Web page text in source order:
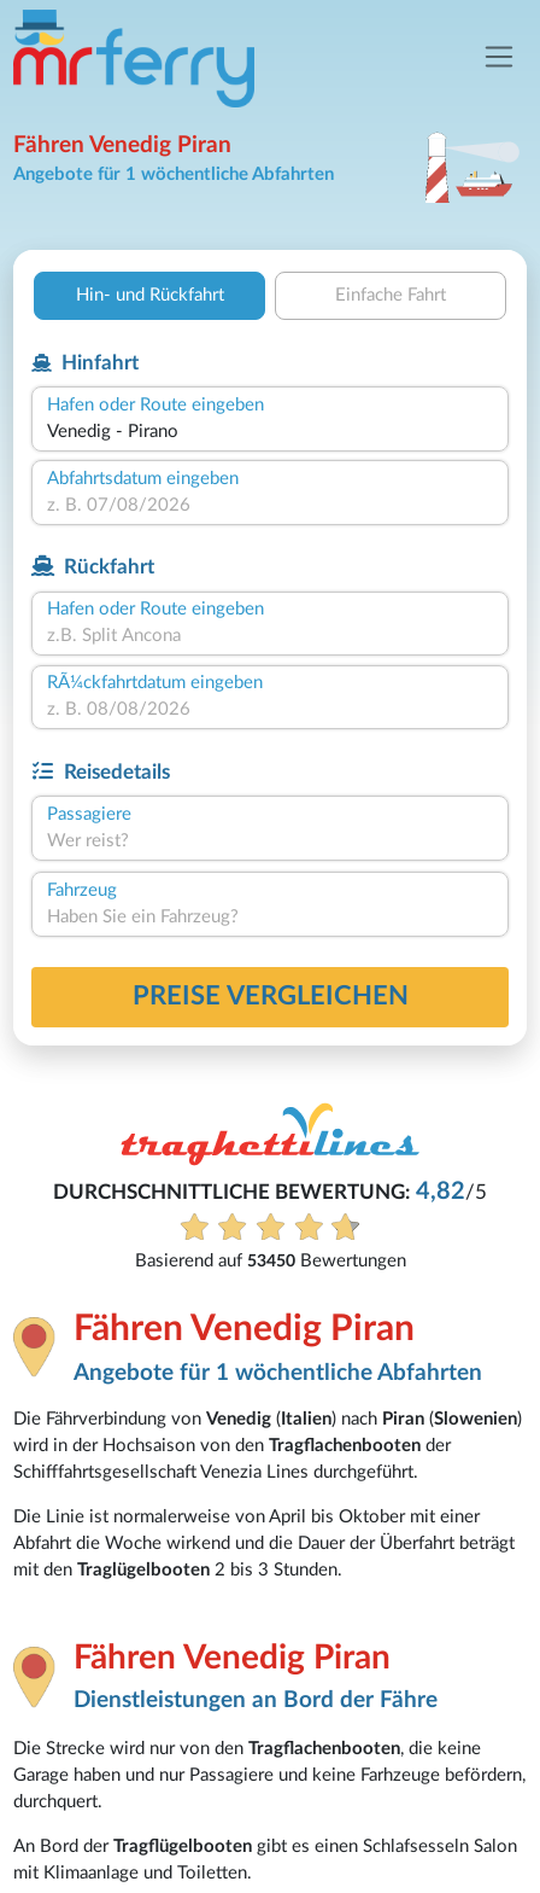
Fähren Venedig Piran
Angebote für 1 wöchentliche Abfahrten
Hin- und Rückfahrt Einfache Fahrt
Hinfahrt
Hafen oder Route eingeben
Abfahrtsdatum eingeben
Rückfahrt
Hafen oder Route eingeben
RÃ¼ckfahrtdatum eingeben
Reisedetails
Passagiere
Wer reist?
Fahrzeug
Haben Sie ein Fahrzeug?
PREISE VERGLEICHEN
DURCHSCHNITTLICHE BEWERTUNG: 4,82/5
Basierend auf 53450Bewertungen
Fähren Venedig Piran
Angebote für 1 wöchentliche Abfahrten
Die Fährverbindung vonVenedig(Italien) nach Piran(Slowenien)
wird in der Hochsaison von denTragflachenbootender
Schifffahrtsgesellschaft Venezia Lines durchgeführt.
Die Linie ist normalerweise von April bis Oktober mit einer
Abfahrt die Woche wirkend und die Dauer der Überfahrt beträgt
mit denTraglügelbooten 2 bis 3 Stunden.
Fähren Venedig Piran
Dienstleistungen an Bord der Fähre
Die Strecke wird nur von denTragflachenbooten, die keine
Garage haben und nur Passagiere und keine Farhzeuge befördern,
durchquert.
An Bord derTragflügelbootengibt es einen Schlafsesseln Salon
mit Klimaanlage und Toiletten.